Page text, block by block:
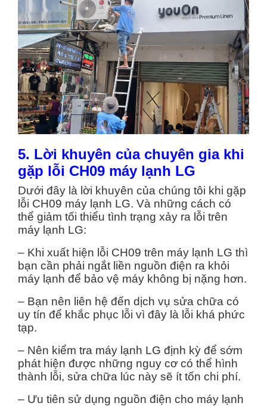
5. Lời khuyên của chuyên gia khi
gặp lỗi CH09 máy lạnh LG
Dưới đây là lời khuyên của chúng tôi khi gặp
lỗi CH09 máy lạnh LG. Và những cách có
thể giảm tối thiểu tình trạng xảy ra lỗi trên
máy lạnh LG:
– Khi xuất hiện lỗi CH09 trên máy lạnh LG thì
bạn cần phải ngắt liền nguồn điện ra khỏi
máy lạnh để bảo vệ máy không bị nặng hơn.
– Bạn nên liên hệ đến dịch vụ sửa chữa có
uy tín để khắc phục lỗi vì đây là lỗi khá phức
tạp.
– Nên kiểm tra máy lạnh LG định kỳ để sớm
phát hiện được những nguy cơ có thể hình
thành lỗi, sửa chữa lúc này sẽ ít tốn chi phí.
– Ưu tiên sử dụng nguồn điện cho máy lạnh